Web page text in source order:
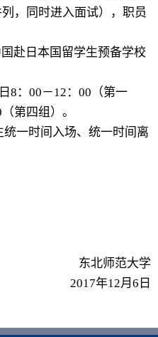
，同时进入面试），职员
赴日本国留学生预备学校
8：00－12：00（第一
第四组）。
一时间入场、统一时间离
东北师范大学
2017年12月6日